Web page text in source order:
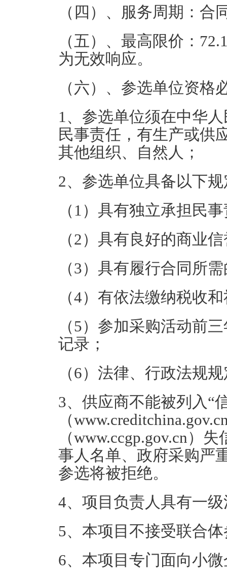
（四）、服务周期：合
（五）、最高限价：
为无效响应。
（六）、参选单位资格
1、参选单位须在中华
民事责任，有生产或供
其他组织、自然人；
2、参选单位具备以下
（1）具有独立承担民
（2）具有良好的商业
（3）具有履行合同所
（4）有依法缴纳税收
（5）参加采购活动前
记录；
（6）法律、行政法规
3、供应商不能被列入“
（
（www.ccgp.gov.cn）
事人名单、政府采购严
参选将被拒绝。
4、项目负责人具有一
5、本项目不接受联合
6、本项目专门面向小